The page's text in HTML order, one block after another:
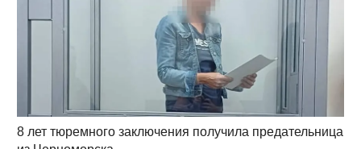
8 лет тюремного заключения получила предательница